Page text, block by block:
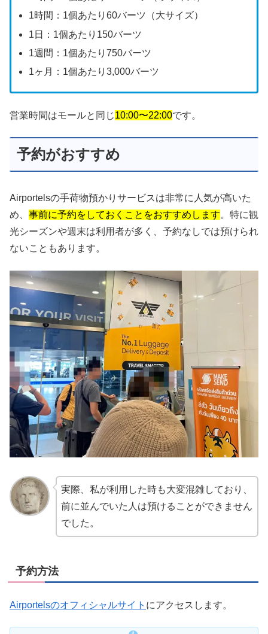
1時間：1個あたり60バーツ（大サイズ）
1日：1個あたり150バーツ
1週間：1個あたり750バーツ
1ヶ月：1個あたり3,000バーツ
営業時間はモールと同じ10:00〜22:00です。
予約がおすすめ
Airportelsの手荷物預かりサービスは非常に人気が高いた
め、 事前に予約をしておくことをおすすめします。特に観
光シーズンや週末は利用者が多く、予約なしでは預けられ
ないこともあります。
実際、私が利用した時も大変混雑しており、
前に並んでいた人は預けることができません
でした。
予約方法
Airportelsのオフィシャルサイト にアクセスします。